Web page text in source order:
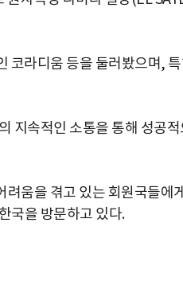
코라디움 등을 둘러봤으며,
지속적인 소통을 통해 성공
움을 겪고 있는 회원국들에
국을 방문하고 있다.